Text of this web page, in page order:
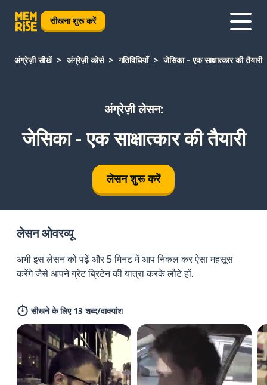
सीखना शुरू करें
अंग्रेज़ी सीखें अंग्रेज़ी कोर्स गतिविधियाँ जेसिका - एक साक्षात्कार की तैयारी
अंग्रेज़ी लेसन:
जेसिका - एक साक्षात्कार की तैयारी
लेसन शुरू करें
लेसन ओवरव्यू
अभी इस लेसन को पढ़ें और 5 मिनट में आप निकल कर ऐसा महसूस
करेंगे जैसे आपने ग्रेट ब्रिटेन की यात्रा करके लौटे हों.
सीखने के लिए 13 शब्द/वाक्यांश